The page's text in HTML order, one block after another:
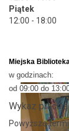
Piątek
12:00 - 18:00
Miejska
w godzinach:
od 09:00 do
Wykaz
Powyższe